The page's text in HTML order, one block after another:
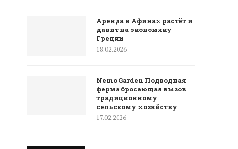
Аренда в Афинах растёт и
давит на экономику
Греции
18.02.2026
Nemo Garden Подводная
ферма бросающая вызов
традиционному
сельскому хозяйству
17.02.2026